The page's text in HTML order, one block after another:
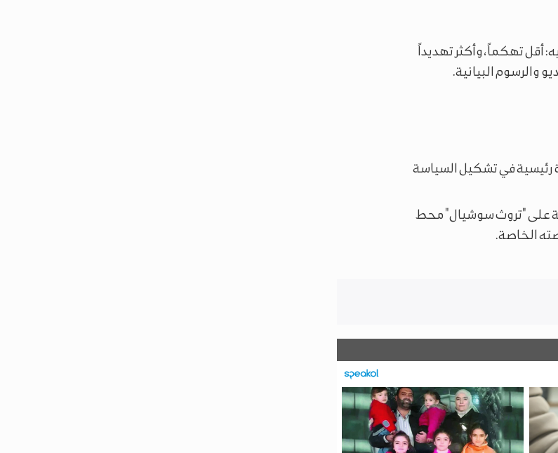
أقل تهكماً، وأكثر تهديداً
والرسوم البيانية.
أداة رئيسية في تشكيل السياسة
على "تروث سوشيال" محط
الخاصة.